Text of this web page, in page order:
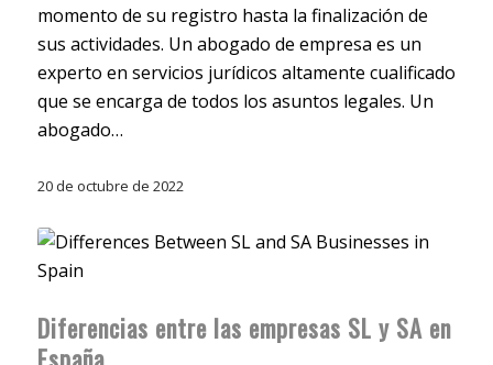
momento de su registro hasta la finalización de
sus actividades. Un abogado de empresa es un
experto en servicios jurídicos altamente cualificado
que se encarga de todos los asuntos legales. Un
abogado…
20 de octubre de 2022
Diferencias entre las empresas SL y SA en